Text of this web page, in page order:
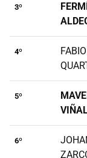
3º
4º
FABIO
5º
6º